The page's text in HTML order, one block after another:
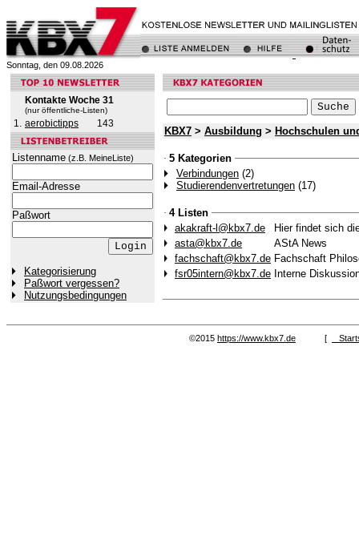
Sonntag, den 09.08.2026
Kontakte Woche 31
(nur öffentliche-Listen)
1. aerobictipps 143
Listenname (z.B. MeineListe)
Email-Adresse
Paßwort
Kategorisierung
Paßwort vergessen?
Nutzungsbedingungen
KBX7 > Ausbildung > Hochschulen
5 Kategorien
Verbindungen (2)
Studierendenvertretungen (17)
4 Listen
akakraft-l@kbx7.de
Hier findet sich
asta@kbx7.de
AStA News
fachschaft@kbx7.de Fachschaft
fsr05intern@kbx7.de Interne
©2015 https://www.kbx7.de [